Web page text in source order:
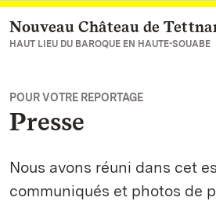
Vers la page d’accueil
Nouveau Château de
HAUT LIEU DU BAROQUE EN HAUTE-SOUABE
POUR VOTRE REPORTAGE
Presse
Nous avons réuni dans cet
communiqués et photos de